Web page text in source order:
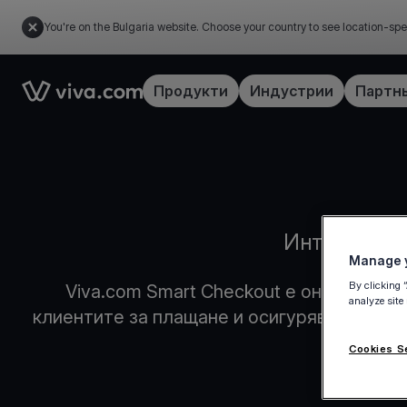
You're on the Bulgaria website. Choose your country to see location-
Link to the homepageПродукти Индустрии
Viva.com Smart Checkout е онлайн
клиентите за плащане и осигурява по-
Manage
By clicking
analyze site
Cookies